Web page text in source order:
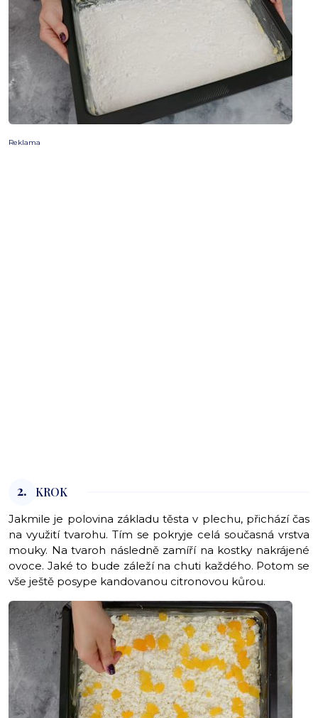
Reklama
2. KROK
Jakmile je polovina základu těsta v plechu, přichází čas
na využití tvarohu. Tím se pokryje celá současná vrstva
mouky. Na tvaroh následně zamíří na kostky nakrájené
ovoce. Jaké to bude záleží na chuti každého. Potom se
vše ještě posype kandovanou citronovou kůrou.